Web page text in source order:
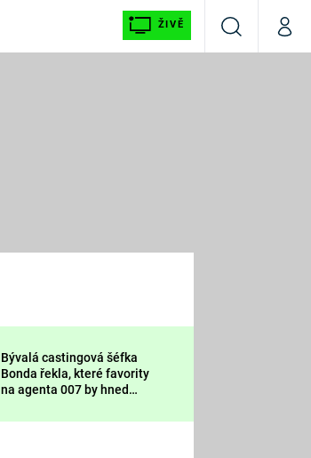
ŽIVĚ
VyhledáváníMůj
Prima LAJK
Sledujte nás
Bývalá castingová šéfka
Bonda řekla, které favority
na agenta 007 by hned